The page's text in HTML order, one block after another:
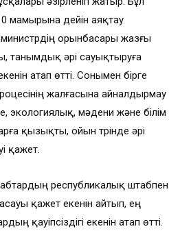
дейін аяқтау
орынбасары жазғы
танымдық әрі сауықтыруға
атап өтті. Сонымен бірге
жалғасына айналдырмау
экологиялық, мәдени және білім
қызықты, ойын түрінде әрі
қажет.
республикалық штабпен
қажет екенін айтып, ең
қауіпсіздігі екенін атап өтті.